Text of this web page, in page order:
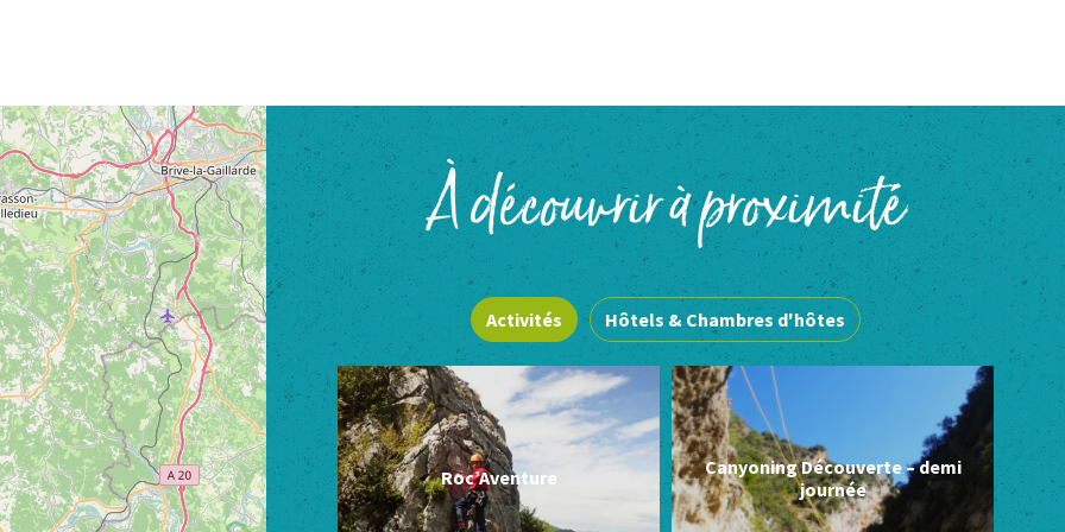
À découvrir à proximité
Activités Hôtels & Chambres d'hôtes
Roc’Aventure
Canyoning Découverte – demi
journée